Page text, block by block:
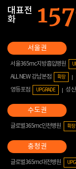
대표전
화
서울365mc지방흡입병원
ALL NEW 강남본점 확장
영등포점
UPGRADE 성
글로벌365mc인천병원 확장
글로벌365mc대전병원